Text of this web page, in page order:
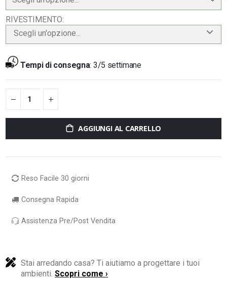
RIVESTIMENTO
Scegli un'opzione...
Tempi di consegna: 3/5 settimane
AGGIUNGI AL CARRELLO
Reso Facile 30 giorni
Consegna Rapida
Assistenza Pre/Post Vendita
Stai arredando casa? Ti aiutiamo a progettare i tuoi
ambienti.Scopri come ›